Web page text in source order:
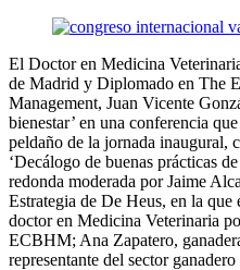
El Doctor en Medicina
de Madrid y Diplomado en The
Management, Juan Vicente
bienestar’ en una conferencia
peldaño de la jornada inaugural,
‘Decálogo de buenas prácticas
redonda moderada por Jaime
Estrategia de De Heus, en la
doctor en Medicina Veterinaria
ECBHM; Ana Zapatero,
representante del sector